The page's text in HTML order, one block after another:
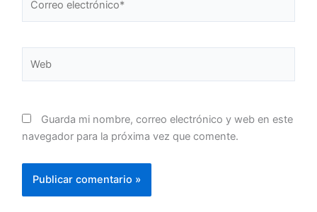
Guarda mi nombre, correo electrónico y web en este
navegador para la próxima vez que comente.